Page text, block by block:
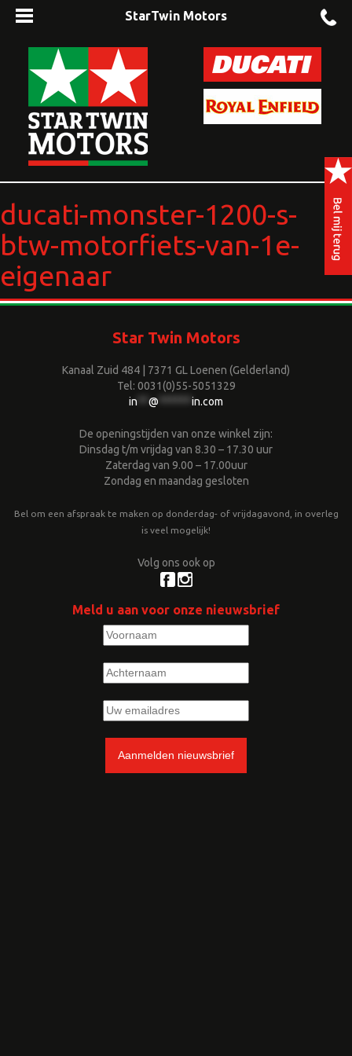
StarTwin Motors
ducati-monster-1200-s-
btw-motorfiets-van-1e-
eigenaar
Star Twin Motors
Kanaal Zuid 484 | 7371 GL Loenen (Gelderland)
Tel: 0031(0)55-5051329
in
@ in.com
De openingstijden van onze winkel zijn:
Dinsdag t/m vrijdag van 8.30 – 17.30 uur
Zaterdag van 9.00 – 17.00uur
Zondag en maandag gesloten
Bel om een afspraak te maken op donderdag- of vrijdagavond, in overleg
is veel mogelijk!
Volg ons ook op
Meld u aan voor onze nieuwsbrief